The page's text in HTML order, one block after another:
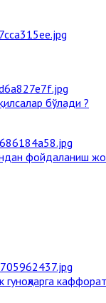
бўлади ?
фойдаланиш